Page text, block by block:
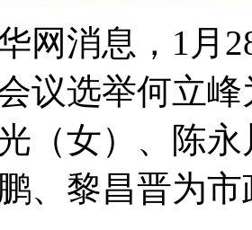
消息，1月28
议选举何立
（女）、陈
、黎昌晋为